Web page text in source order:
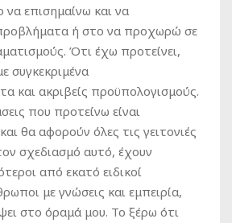
να επισημαίνω και να
ή στο να προχωρώ σε
Ότι έχω προτείνει,
συγκεκριμένα
και ακριβείς προϋπολογισμούς.
που προτείνω είναι
θα αφορούν όλες τις γειτονιές
σχεδιασμό αυτό, έχουν
από εκατό ειδικοί
με γνώσεις και εμπειρία,
στο όραμά μου. Το ξέρω ότι